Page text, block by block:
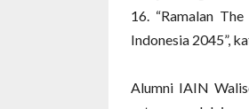
16. “Ramalan
Indonesia 2045”,
Alumni IAIN